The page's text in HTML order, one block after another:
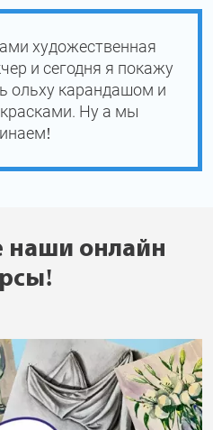
художественная
и сегодня я покажу
ольху карандашом и
Ну а мы
наши онлайн